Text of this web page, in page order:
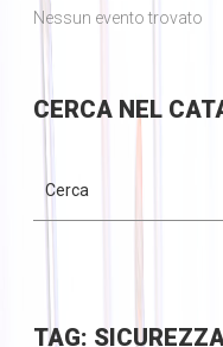
Nessun evento trovato
CERCANEL
TAG: